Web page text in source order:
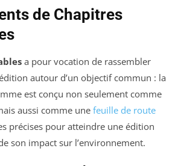
de Chapitres
a pour vocation de rassembler
autour d’un objectif commun : la
est conçu non seulement comme
aussi comme une feuille de route
précises pour atteindre une édition
son impact sur l’environnement.